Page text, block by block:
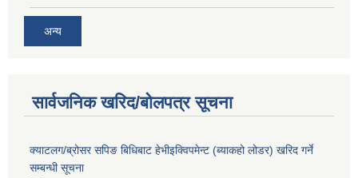
अन्य
सार्वजनिक खरिद/बोलपत्र सूचना
क्याटलग/ब्रोसर सपिङ बिधिबाट हेभीइक्विपमेन्ट (ब्याकहो लोडर) खरिद गर्ने
सम्बन्धी सूचना